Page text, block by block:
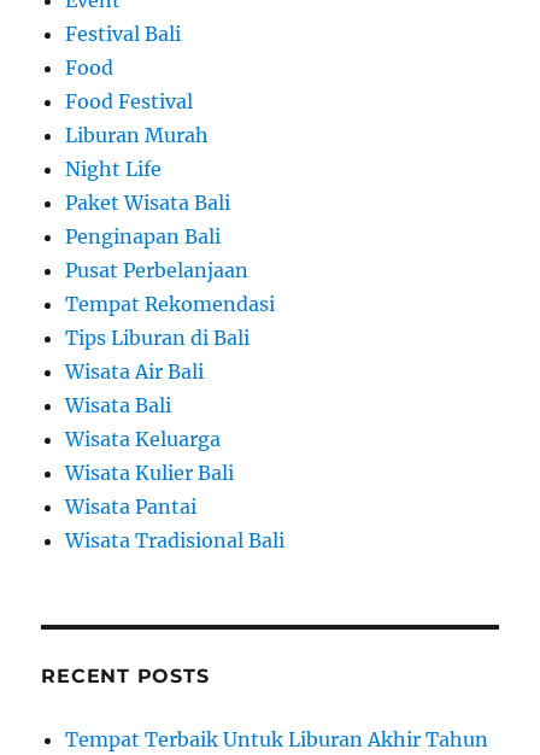
Festival Bali
Food
Food Festival
Liburan Murah
Night Life
Paket Wisata Bali
Penginapan Bali
Pusat Perbelanjaan
Tempat Rekomendasi
Tips Liburan di Bali
Wisata Air Bali
Wisata Bali
Wisata Keluarga
Wisata Kulier Bali
Wisata Pantai
Wisata Tradisional Bali
RECENT POSTS
Tempat Terbaik Untuk Liburan Akhir Tahun